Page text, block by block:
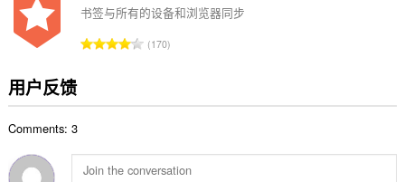
次
：
书签与所有的设备和浏览器同步
总170
用户反馈
Comments: 3